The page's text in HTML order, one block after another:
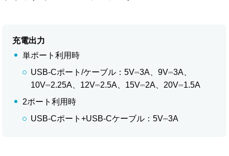
充電出力
単ポート利用時
USB-Cポート/ケーブル：5V⎓3A、9V⎓3A、
10V⎓2.25A、12V⎓2.5A、15V⎓2A、20V⎓1.5A
2ポート利用時
USB-Cポート+USB-Cケーブル：5V⎓3A